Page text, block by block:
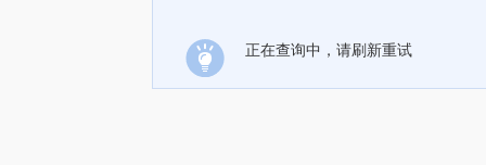
正在查询中，请刷新重试